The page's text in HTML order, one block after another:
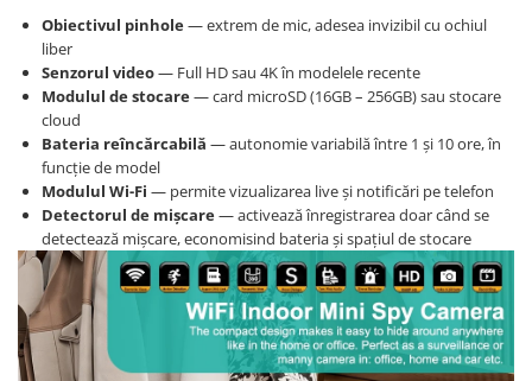
Obiectivul pinhole— extrem de mic, adesea invizibil cu ochiul
liber
Senzorul video— Full HD sau 4K în modelele recente
Modulul de stocare— card microSD (16GB – 256GB) sau stocare
cloud
Bateria reîncărcabilă — autonomie variabilă între 1 și 10 ore, în
funcție de model
Modulul Wi-Fi — permite vizualizarea live și notificări pe telefon
Detectorul de mișcare— activează înregistrarea doar când se
detectează mișcare, economisind bateria și spațiul de stocare